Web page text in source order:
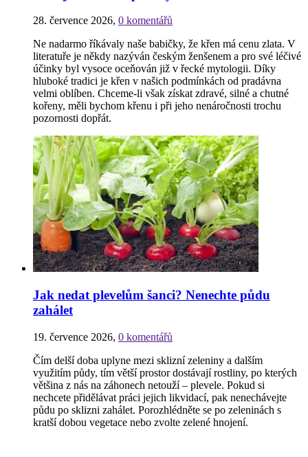
28. července 2026, 0 komentářů
Ne nadarmo říkávaly naše babičky, že křen má cenu zlata. V
literatuře je někdy nazýván českým ženšenem a pro své léčivé
účinky byl vysoce oceňován již v řecké mytologii. Díky
hluboké tradici je křen v našich podmínkách od pradávna
velmi oblíben. Chceme-li však získat zdravé, silné a chutné
kořeny, měli bychom křenu i při jeho nenáročnosti trochu
pozornosti dopřát.
Jak nedat plevelům šanci? Nenechte půdu
zahálet
19. července 2026, 0 komentářů
Čím delší doba uplyne mezi sklizní zeleniny a dalším
využitím půdy, tím větší prostor dostávají rostliny, po kterých
většina z nás na záhonech netouží – plevele. Pokud si
nechcete přidělávat práci jejich likvidací, pak nenechávejte
půdu po sklizni zahálet. Porozhlédněte se po zeleninách s
kratší dobou vegetace nebo zvolte zelené hnojení.